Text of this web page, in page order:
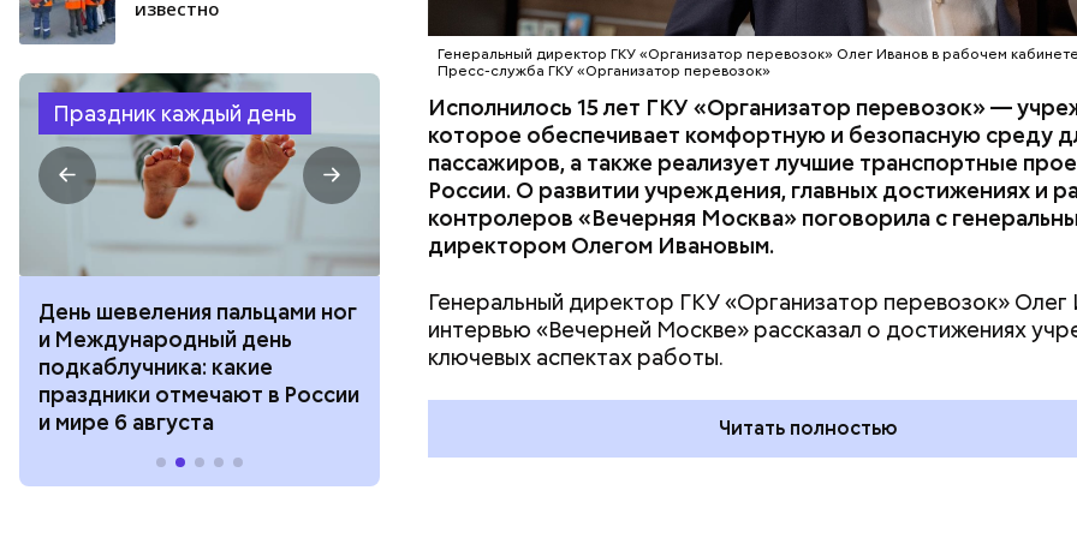
известно
Праздник каждый день
День шевеления пальцами ног
и Международный день
подкаблучника: какие
праздники отмечают в России
и мире 6 августа
День разглядывания
горизонта и День пьяного
курсанта: какие праздники
отмечают в России и мире 5
День качания на качелях и
День шампанского: какие
и мире 4 августа
Генеральный директор ГКУ «Организатор перевозок» Олег Иванов в рабочем
Пресс-служба ГКУ «Организатор перевозок»
Исполнилось 15 лет ГКУ «Организатор перевозок» —
которое обеспечивает комфортную и безопасную среду
пассажиров, а также реализует лучшие транспортные
России. О развитии учреждения, главных достижениях и
контролеров «Вечерняя Москва» поговорила с
директором Олегом Ивановым.
Генеральный директор ГКУ «Организатор перевозок» Олег
интервью «Вечерней Москве» рассказал о достижениях
ключевых аспектах работы.
Читать полностью